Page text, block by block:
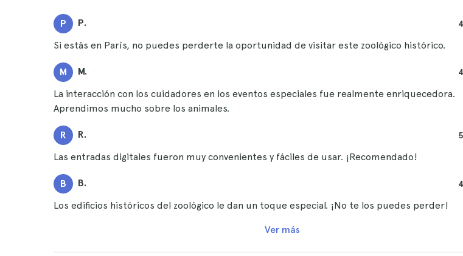
P P. 4
Si estás en París, no puedes perderte la oportunidad de visitar este zoológico histórico.
M M. 4
La interacción con los cuidadores en los eventos especiales fue realmente enriquecedora.
Aprendimos mucho sobre los animales.
R R. 5
Las entradas digitales fueron muy convenientes y fáciles de usar. ¡Recomendado!
B B. 4
Los edificios históricos del zoológico le dan un toque especial. ¡No te los puedes perder!
Ver más